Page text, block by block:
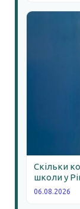
Скільки
школи у
06.08.2026